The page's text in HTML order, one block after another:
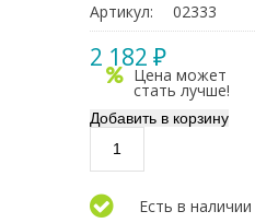
Артикул:
02333
2 182 ₽
Цена может
стать лучше!
Есть в наличии